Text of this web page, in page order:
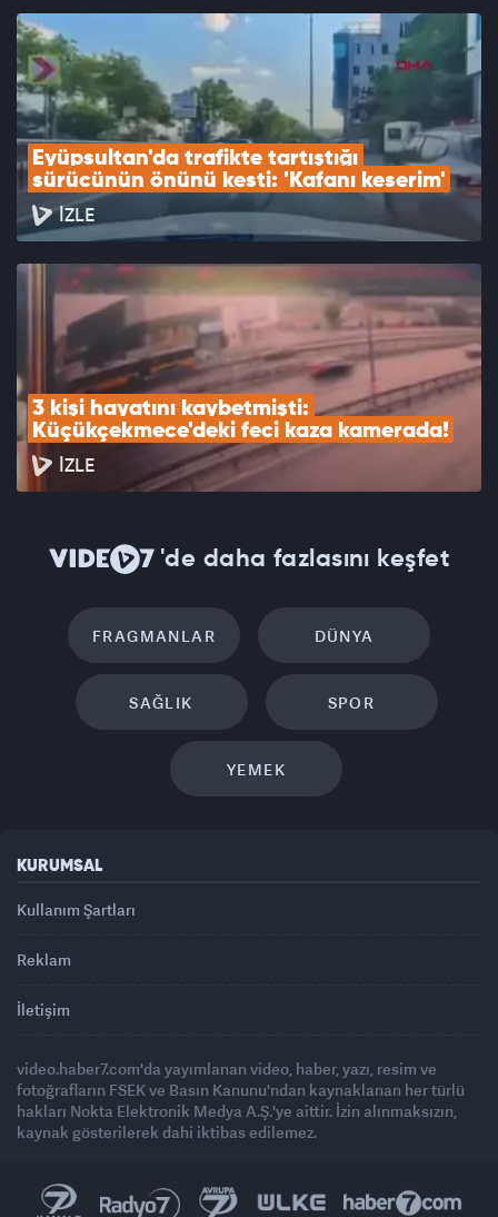
Eyüpsultan'da trafikte tartıştığı
sürücünün önünü kesti: 'Kafanı keserim'
İZLE
3 kişi hayatını kaybetmişti:
Küçükçekmece'deki feci kaza kamerada!
İZLE
'de daha fazlasını keşfet
FRAGMANLAR DÜNYA
SAĞLIK SPOR
YEMEK
KURUMSAL
Kullanım Şartları
Reklam
İletişim
video.haber7.com'da yayımlanan video, haber, yazı, resim ve
fotoğrafların FSEK ve Basın Kanunu'ndan kaynaklanan her türlü
hakları Nokta Elektronik Medya A.Ş.'ye aittir. İzin alınmaksızın,
kaynak gösterilerek dahi iktibas edilemez.